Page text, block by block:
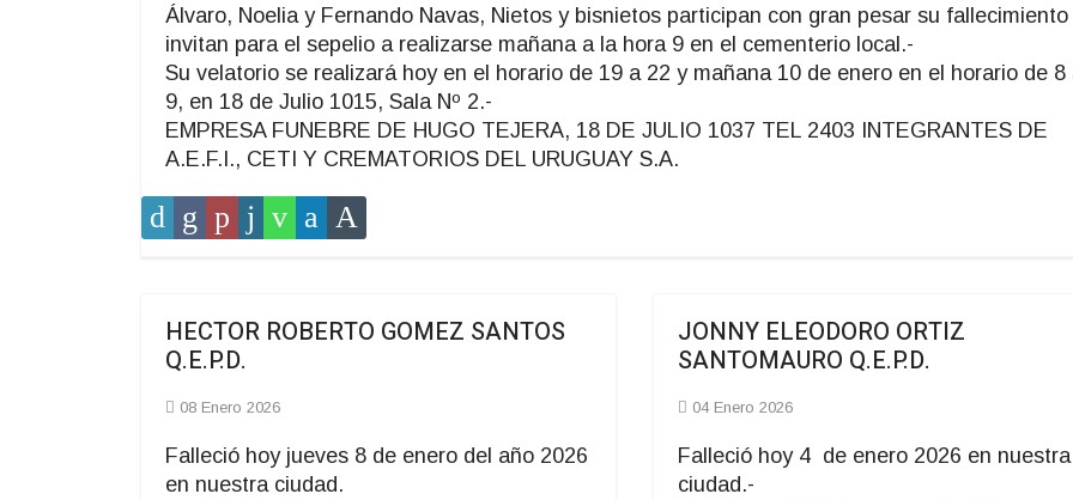
Álvaro, Noelia y Fernando Navas, Nietos y bisnietos participan con gran pesar su fallecimiento
invitan para el sepelio a realizarse mañana a la hora 9 en el cementerio local.-
Su velatorio se realizará hoy en el horario de 19 a 22 y mañana 10 de enero en el horario de 8
9, en 18 de Julio 1015, Sala Nº 2.-
EMPRESA FUNEBRE DE HUGO TEJERA, 18 DE JULIO 1037 TEL 2403 INTEGRANTES DE
A.E.F.I., CETI Y CREMATORIOS DEL URUGUAY S.A.
HECTOR ROBERTO GOMEZ SANTOS
Q.E.P.D.
08 Enero 2026
Falleció hoy jueves 8 de enero del año 2026
en nuestra ciudad.
JONNY ELEODORO ORTIZ
SANTOMAURO Q.E.P.D.
04 Enero 2026
Falleció hoy 4 de enero 2026 en nuestra
ciudad.-